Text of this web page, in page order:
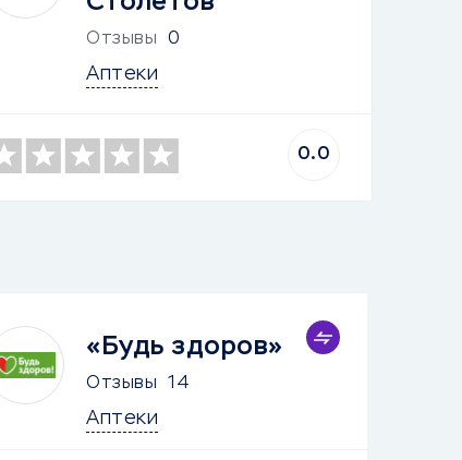
Отзывы 0
Аптеки
0.0
«Будь здоров»
Отзывы 14
Аптеки